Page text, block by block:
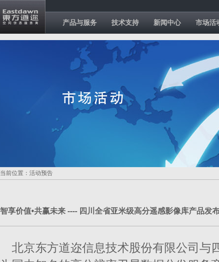
产品与服务 技术支持 新闻中心 市场活
当前位置：活动预告
智享价值•共赢未来 ---- 四川全省亚米级高分遥感影像库产品发
北京东方道迩信息技术股份有限公司与